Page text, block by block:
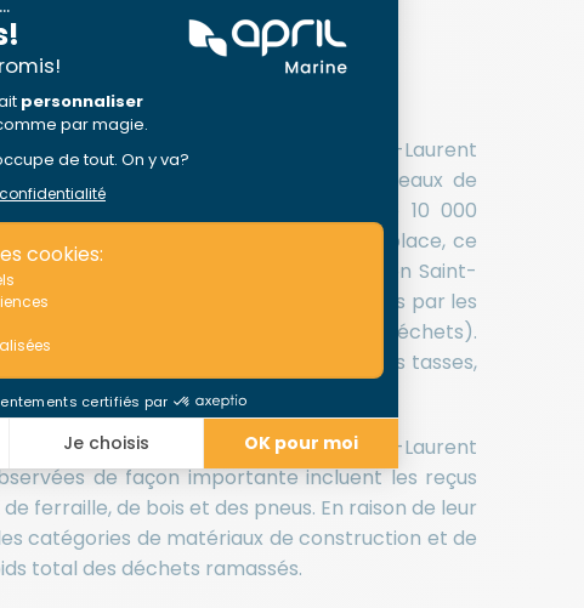
grands gagnants de
observées sur les berges du Saint-Laurent
unique. À elles seules, les morceaux de
styromousses représentent plus de 10 000
en termes de nombre. En deuxième place, ce
podium : les bénévoles de l’Expédition Saint-
et quatrièmes places sont occupées par les
les emballages alimentaires (3 000 déchets).
en plastique, des canettes, des tasses,
chips, biscuits et bonbons.
tous les lieux où l’Expédition Saint-Laurent
de façon importante incluent les reçus
ferraille, de bois et des pneus. En raison de leur
catégories de matériaux de construction et de
total des déchets ramassés.